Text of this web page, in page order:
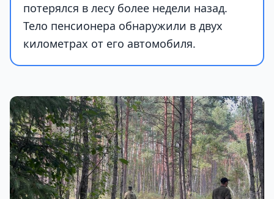
потерялся в лесу более недели назад.
Тело пенсионера обнаружили в двух
километрах от его автомобиля.